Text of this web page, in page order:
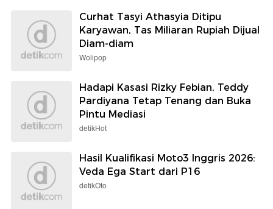
Curhat Tasyi Athasyia Ditipu
Karyawan, Tas Miliaran Rupiah Dijual
Diam-diam
Wolipop
Hadapi Kasasi Rizky Febian, Teddy
Pardiyana Tetap Tenang dan Buka
Pintu Mediasi
detikHot
Hasil Kualifikasi Moto3 Inggris 2026:
Veda Ega Start dari P16
detikOto